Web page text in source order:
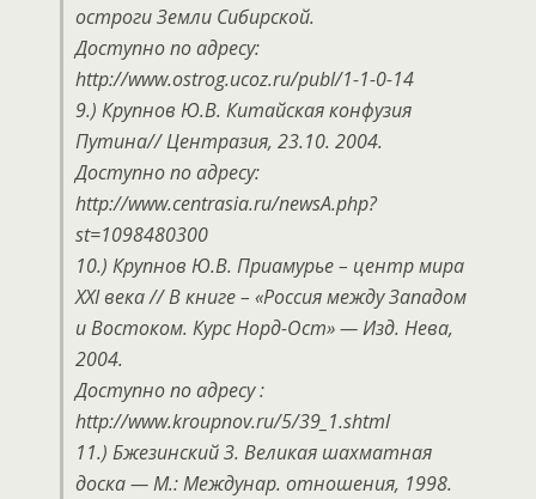
остроги Земли Сибирской.
Доступно по адресу:
http://www.ostrog.ucoz.ru/publ/1-1-0-14
9.) Крупнов Ю.В. Китайская конфузия
Путина// Центразия, 23.10. 2004.
Доступно по адресу:
http://www.centrasia.ru/newsA.php?
st=1098480300
10.) Крупнов Ю.В. Приамурье – центр мира
XXI века // В книге – «Россия между Западом
и Востоком. Курс Норд-Ост» — Изд. Нева,
2004.
Доступно по адресу :
http://www.kroupnov.ru/5/39_1.shtml
11.) Бжезинский З. Великая шахматная
доска — М.: Междунар. отношения, 1998.